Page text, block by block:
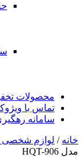
محصولات
تماس با
سامانه
خانه / لوازم شخصی
مدل HQT-906